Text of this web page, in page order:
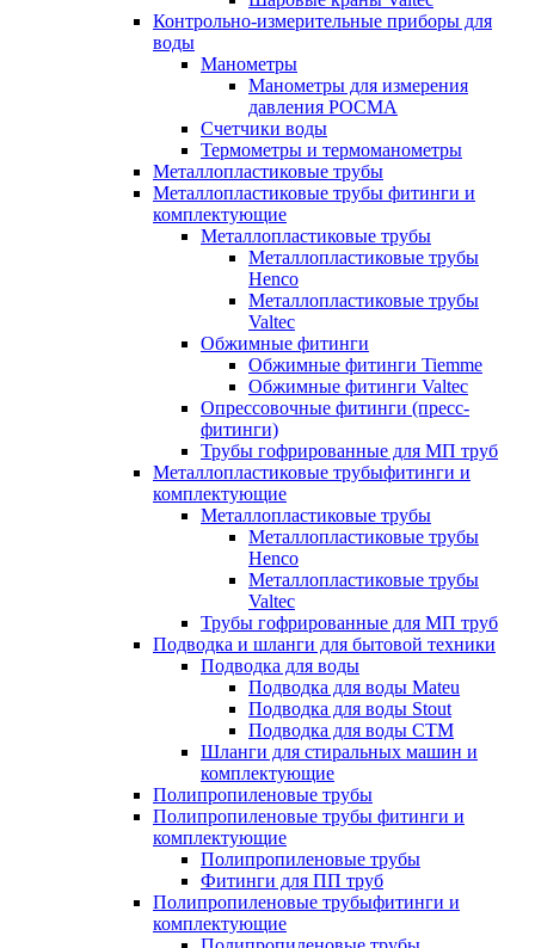
Контрольно-измерительные приборы для
воды
Манометры
Манометры для измерения
давления РОСМА
Счетчики воды
Термометры и термоманометры
Металлопластиковые трубы
Металлопластиковые трубы фитинги и
комплектующие
Металлопластиковые трубы
Металлопластиковые трубы
Henco
Металлопластиковые трубы
Valtec
Обжимные фитинги
Обжимные фитинги Tiemme
Обжимные фитинги Valtec
Опрессовочные фитинги (пресс-
фитинги)
Трубы гофрированные для МП труб
Металлопластиковые трубыфитинги и
комплектующие
Металлопластиковые трубы
Металлопластиковые трубы
Henco
Металлопластиковые трубы
Valtec
Трубы гофрированные для МП труб
Подводка и шланги для бытовой техники
Подводка для воды
Подводка для воды Mateu
Подводка для воды Stout
Подводка для воды СТМ
Шланги для стиральных машин и
комплектующие
Полипропиленовые трубы
Полипропиленовые трубы фитинги и
комплектующие
Полипропиленовые трубы
Фитинги для ПП труб
Полипропиленовые трубыфитинги и
комплектующие